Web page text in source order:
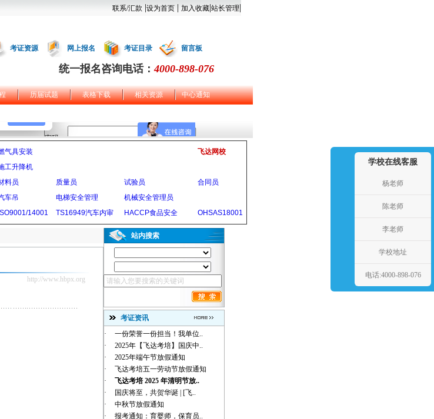
联系/汇款 |设为首页 | 加入收藏|站长管理|
考证资源 网上报名 考证目录 留言板
统一报名咨询电话：4000-898-076
历届试题 表格下载 相关资源 中心通知
气具安装
飞达网校
工升降机
料员 质量员 试验员
合同员
车吊 电梯安全管理
机械安全管理员
ISO9001/14001 TS16949汽车内审 HACCP食品安全 OHSAS18001
http://www.hbpx.org
站内搜索
考证资讯
·
一份荣誉一份担当！我单位..
·
2025年【飞达考培】国庆中..
·
2025年端午节放假通知
·
飞达考培五一劳动节放假通知
·
飞达考培 2025 年清明节放..
·
国庆将至，共贺华诞 | [飞..
·
中秋节放假通知
·
报考通知：育婴师，保育员..
学校在线客服
杨老师
陈老师
李老师
学校地址
电话:4000-898-076